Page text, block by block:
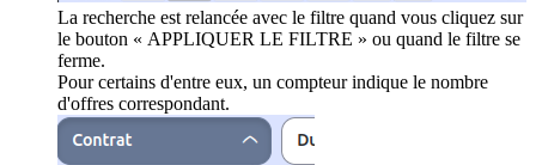
La recherche est relancée avec le filtre quand vous cliquez sur
le bouton « APPLIQUER LE FILTRE » ou quand le filtre se
ferme.
Pour certains d'entre eux, un compteur indique le nombre
d'offres correspondant.